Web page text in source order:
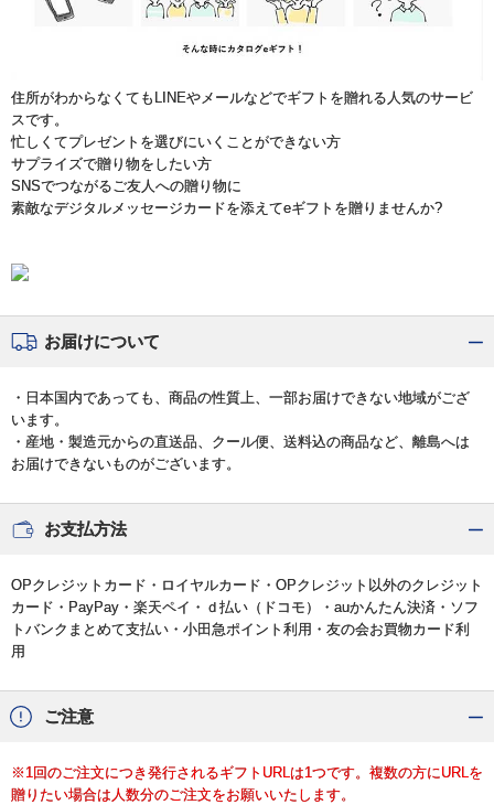
住所がわからなくてもLINEやメールなどでギフトを贈れる人気のサービ
スです。
忙しくてプレゼントを選びにいくことができない方
サプライズで贈り物をしたい方
SNSでつながるご友人への贈り物に
素敵なデジタルメッセージカードを添えてeギフトを贈りませんか?
お届けについて
・日本国内であっても、商品の性質上、一部お届けできない地域がござ
います。
・産地・製造元からの直送品、クール便、送料込の商品など、離島へは
お届けできないものがございます。
お支払方法
OPクレジットカード・ロイヤルカード・OPクレジット以外のクレジット
カード・PayPay・楽天ペイ・ｄ払い（ドコモ）・auかんたん決済・ソフ
トバンクまとめて支払い・小田急ポイント利用・友の会お買物カード利
用
ご注意
※1回のご注文につき発行されるギフトURLは1つです。複数の方にURLを
贈りたい場合は人数分のご注文をお願いいたします。